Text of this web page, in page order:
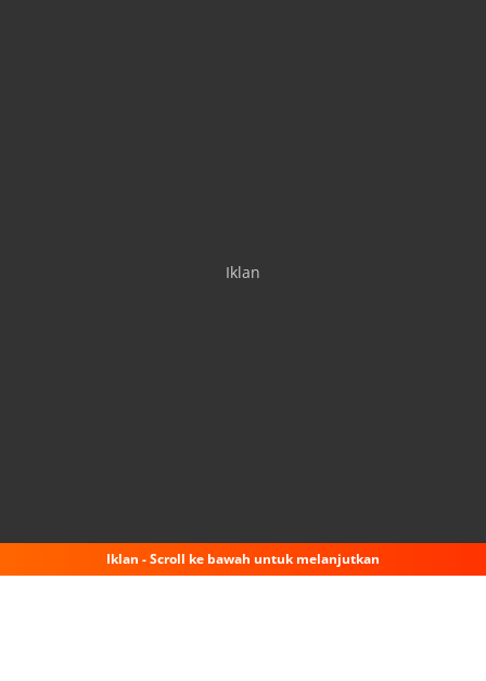
Iklan
Iklan - Scroll ke bawah untuk melanjutkan